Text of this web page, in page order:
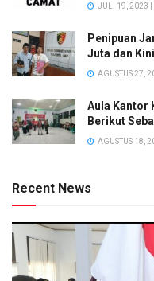
JULI 19, 2023 |
Penipuan
Juta dan
AGUSTUS 27,
Aula Kantor
Berikut
AGUSTUS 18,
Recent News